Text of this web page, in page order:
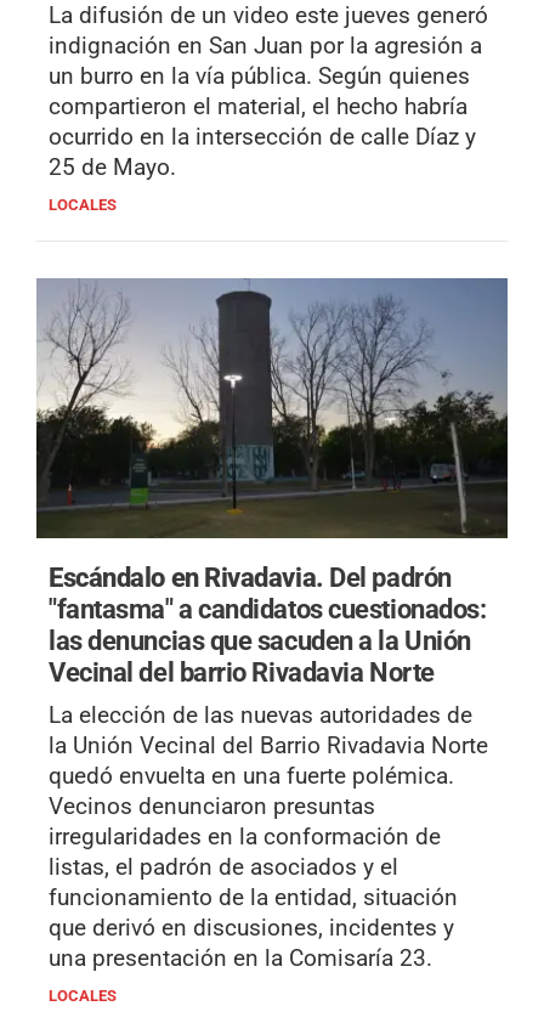
La difusión de un video este jueves generó
indignación en San Juan por la agresión a
un burro en la vía pública. Según quienes
compartieron el material, el hecho habría
ocurrido en la intersección de calle Díaz y
25 de Mayo.
LOCALES
Escándalo en Rivadavia. Del padrón
"fantasma" a candidatos cuestionados:
las denuncias que sacuden a la Unión
Vecinal del barrio Rivadavia Norte
La elección de las nuevas autoridades de
la Unión Vecinal del Barrio Rivadavia Norte
quedó envuelta en una fuerte polémica.
Vecinos denunciaron presuntas
irregularidades en la conformación de
listas, el padrón de asociados y el
funcionamiento de la entidad, situación
que derivó en discusiones, incidentes y
una presentación en la Comisaría 23.
LOCALES